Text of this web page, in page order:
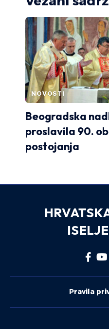
NOVOSTI
Beogradska
proslavila 90.
postojanja
Pravila